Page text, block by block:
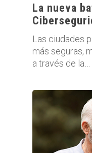
La nueva
Las ciudades
más seguras,
a través de la…